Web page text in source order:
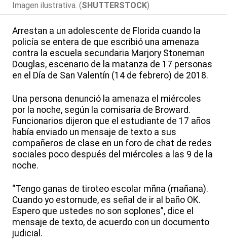
Imagen ilustrativa. (SHUTTERSTOCK)
Arrestan a un adolescente de Florida cuando la
policía se entera de que escribió una amenaza
contra la escuela secundaria Marjory Stoneman
Douglas, escenario de la matanza de 17 personas
en el Día de San Valentín (14 de febrero) de 2018.
Una persona denunció la amenaza el miércoles
por la noche, según la comisaría de Broward.
Funcionarios dijeron que el estudiante de 17 años
había enviado un mensaje de texto a sus
compañeros de clase en un foro de chat de redes
sociales poco después del miércoles a las 9 de la
noche.
“Tengo ganas de tiroteo escolar mñna (mañana).
Cuando yo estornude, es señal de ir al baño OK.
Espero que ustedes no son soplones”, dice el
mensaje de texto, de acuerdo con un documento
judicial.